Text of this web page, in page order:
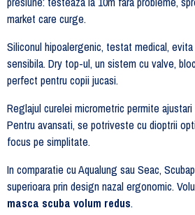
market care curge.
Siliconul hipoalergenic, testat medical,
sensibila. Dry top-ul, un sistem cu valve,
perfect pentru copii jucasi.
Reglajul curelei micrometric permite
Pentru avansati, se potriveste cu dioptrii
focus pe simplitate.
In comparatie cu Aqualung sau Seac,
superioara prin design nazal ergonomic.
masca scuba volum redus.